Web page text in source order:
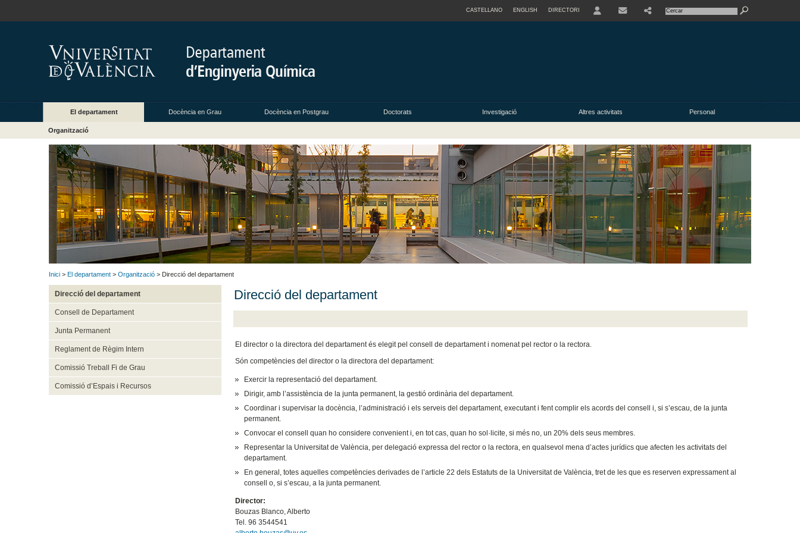
CASTELLANO ENGLISH DIRECTORI
El departament Docència en Grau Docència en Postgrau Doctorats Investigació Altres activitats Personal
Organització
Inici > El departament > Organització > Direcció del departament
Direcció del departament
Consell de Departament
Junta Permanent
Reglament de Règim Intern
Comissió Treball Fi de Grau
Comissió d’Espais i Recursos
Direcció del departament
El director o la directora del departament és elegit pel consell de departament i nomenat pel rector o la rectora.
Són competències del director o la directora del departament:
Exercir la representació del departament.
Dirigir, amb l’assistència de la junta permanent, la gestió ordinària del departament.
Coordinar i supervisar la docència, l’administració i els serveis del departament, executant i fent complir els acords del consell i, si s’escau, de la junta
permanent.
Convocar el consell quan ho considere convenient i, en tot cas, quan ho sol·licite, si més no, un 20% dels seus membres.
Representar la Universitat de València, per delegació expressa del rector o la rectora, en qualsevol mena d’actes jurídics que afecten les activitats del
departament.
En general, totes aquelles competències derivades de l’article 22 dels Estatuts de la Universitat de València, tret de les que es reserven expressament al
consell o, si s’escau, a la junta permanent.
Director:
Bouzas Blanco, Alberto
Tel. 96 3544541